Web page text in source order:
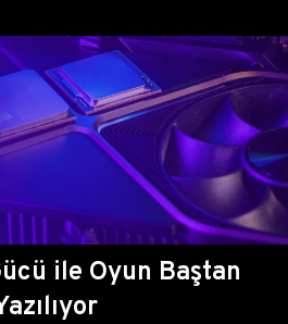
ile Oyun Baştan